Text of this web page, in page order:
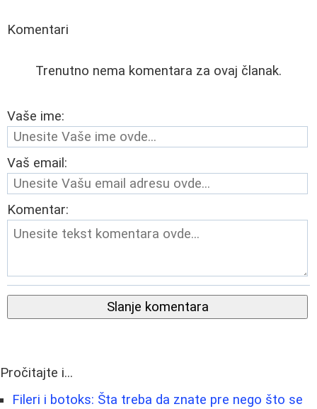
Komentari
Trenutno nema komentara za ovaj članak.
Vaše ime:
Vaš email:
Komentar:
Slanje komentara
Pročitajte i...
Fileri i botoks: Šta treba da znate pre nego što se